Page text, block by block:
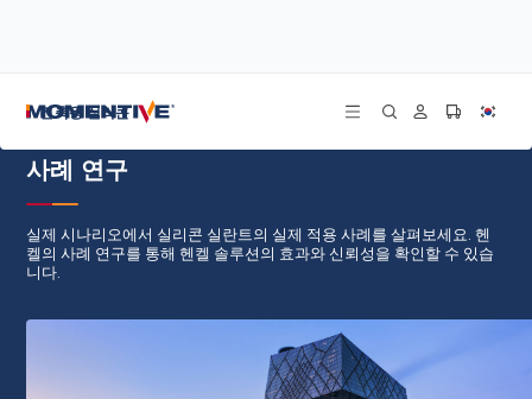
건축용 실리콘
사례 연구
실제 시나리오에서 실리콘 실란트의 실제 적용 사례를 살펴보세요. 헨
켈의 사례 연구를 통해 헨켈 솔루션의 효과와 신뢰성을 확인할 수 있습
니다.